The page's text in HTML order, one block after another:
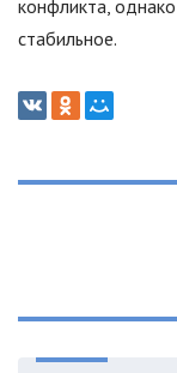
конфликта,
стабильное.